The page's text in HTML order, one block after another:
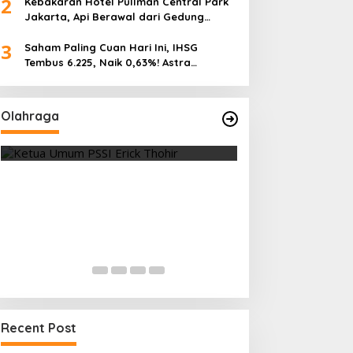
2
Jakarta, Api Berawal dari Gedung
3
Saham Paling Cuan Hari Ini, IHSG
Tembus 6.225, Naik 0,63%! Astra
Olahraga
Recent Post